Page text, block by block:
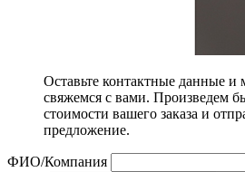
Оставьте контактные данные и
свяжемся с вами. Произведем
стоимости вашего заказа и
предложение.
ФИО/Компания